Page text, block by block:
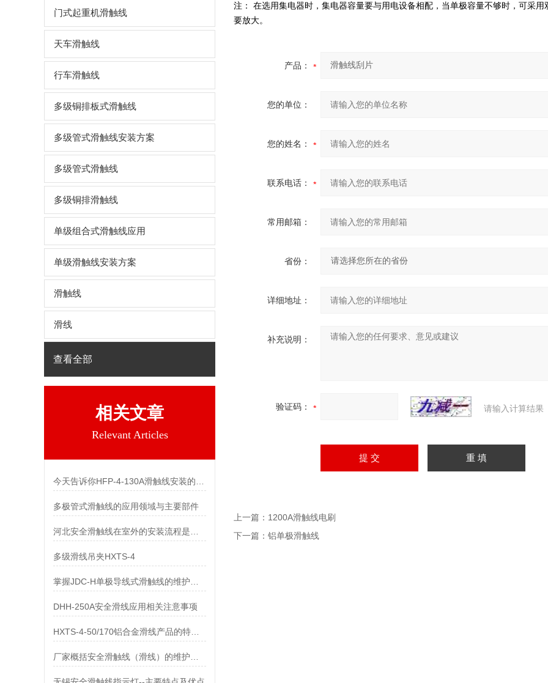
门式起重机滑触线
天车滑触线
行车滑触线
多级铜排板式滑触线
多级管式滑触线安装方案
多级管式滑触线
多级铜排滑触线
单级组合式滑触线应用
单级滑触线安装方案
滑触线
滑线
查看全部
相关文章
Relevant Articles
多极管式滑触线的应用领域与主要部件
多级滑线吊夹HXTS-4
DHH-250A安全滑线应用相关注意事项
HXTS-4-50/170铝合金滑线产品的特点及用途
注： 在选用集电器时，集电器容量要与用电设备相配，当单极容量不够时，可采
要放大。
产品：
您的单位：
您的姓名：
联系电话：
常用邮箱：
省份：
详细地址：
补充说明：
验证码： 请输入计算结果
上一篇： 1200A滑触线电刷
下一篇： 铝单极滑触线